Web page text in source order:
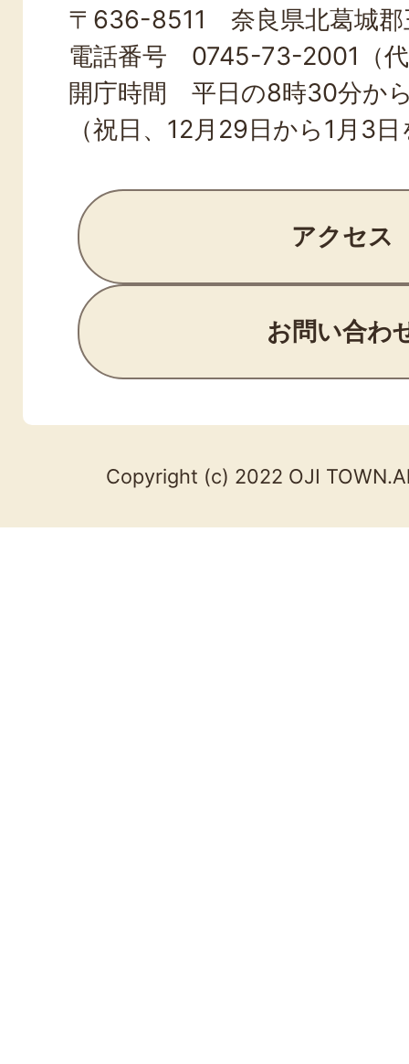
TOWN
〒636-8511 奈良県北葛城郡
電話番号 0745-73-2001（
開庁時間 平日の8時30分か
（祝日、12月29日から1月3
アクセス
お問い合わ
Copyright (c) 2022 OJI